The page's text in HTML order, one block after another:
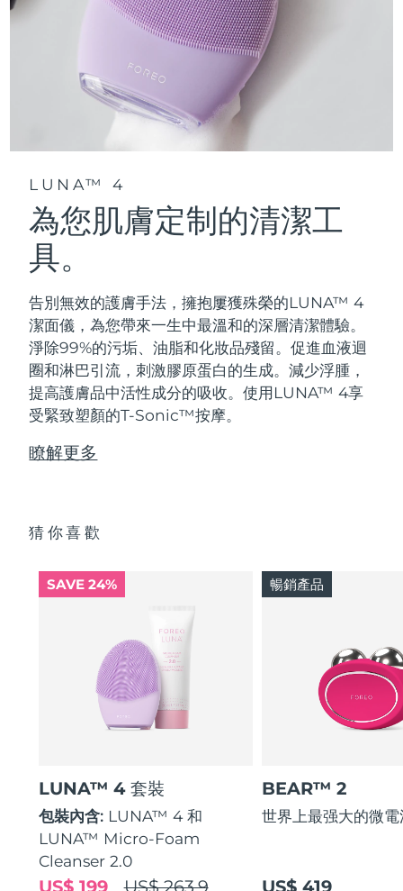
LUNA™ 4
為您肌膚定制的清潔工
具。
告別無效的護膚手法，擁抱屢獲殊榮的LUNA™ 4
潔面儀，為您帶來一生中最溫和的深層清潔體驗。
淨除99%的污垢、油脂和化妝品殘留。促進血液迴
圈和淋巴引流，刺激膠原蛋白的生成。減少浮腫，
提高護膚品中活性成分的吸收。使用LUNA™ 4享
受緊致塑顏的T-Sonic™按摩。
瞭解更多
猜你喜歡
SAVE 24%
LUNA™ 4 套裝
包裝內含: LUNA™ 4 和
LUNA™ Micro-Foam
Cleanser 2.0
US$ 263.9
US$ 199
BEAR™ 2
世界上最强大的微
US$ 419
暢銷產品